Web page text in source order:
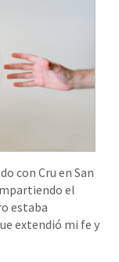
con Cru en San
el
estaba
extendió mi fe y